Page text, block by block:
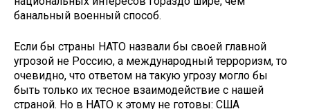
банальный военный способ.
Если бы страны НАТО назвали бы своей главной
угрозой не Россию, а международный терроризм, то
очевидно, что ответом на такую угрозу могло бы
быть только их тесное взаимодействие с нашей
страной. Но в НАТО к этому не готовы: США